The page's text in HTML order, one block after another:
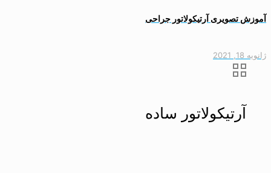
آموزش تصویری آرتیکولاتور جراحی
ژانویه 18, 2021
آرتیکولاتور ساده